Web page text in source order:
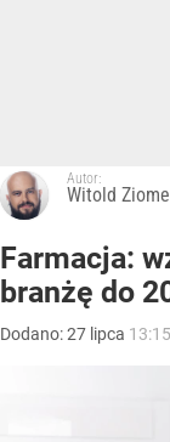
Autor:
Witold
Farmacja:
branżę do
Dodano:27 lipca 13:15